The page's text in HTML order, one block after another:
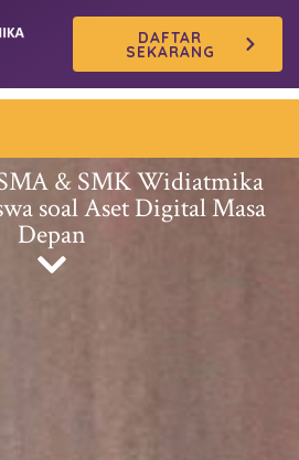
DAFTAR
SEKARANG
& SMK Widiatmika
soal Aset Digital Masa
Depan